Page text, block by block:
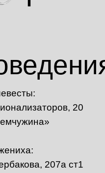
20
207а ст1